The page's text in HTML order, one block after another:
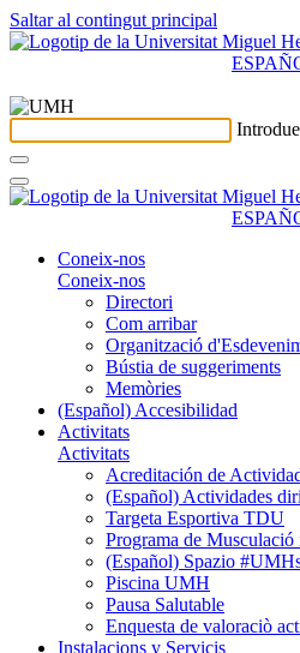
Saltar al contingut principal
Coneix-nos
Coneix-nos
Directori
Com arribar
Organització
Bústia de suggeriments
Memòries
(Español) Accesibilidad
Activitats
Activitats
Acreditación de
(Español) Actividades
Targeta Esportiva TDU
Programa de
(Español) Spazio
Piscina UMH
Pausa Salutable
Enquesta de valoraciò
Instalacions y Servicis